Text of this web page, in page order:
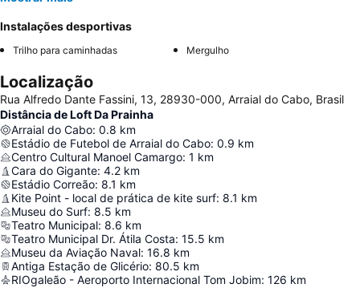
Instalações desportivas
Trilho para caminhadas Mergulho
Localização
Rua Alfredo Dante Fassini, 13, 28930-000, Arraial do Cabo, Brasil
Distância de Loft Da Prainha
Arraial do Cabo: 0.8 km
Estádio de Futebol de Arraial do Cabo: 0.9 km
Centro Cultural Manoel Camargo: 1 km
Cara do Gigante: 4.2 km
Estádio Correão: 8.1 km
Kite Point - local de prática de kite surf: 8.1 km
Museu do Surf: 8.5 km
Teatro Municipal: 8.6 km
Teatro Municipal Dr. Átila Costa: 15.5 km
Museu da Aviação Naval: 16.8 km
Antiga Estação de Glicério: 80.5 km
RIOgaleão - Aeroporto Internacional Tom Jobim: 126 km